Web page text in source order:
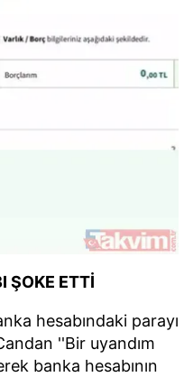
ŞOKE ETTİ
hesabındaki parayı
''Bir uyandım
banka hesabının